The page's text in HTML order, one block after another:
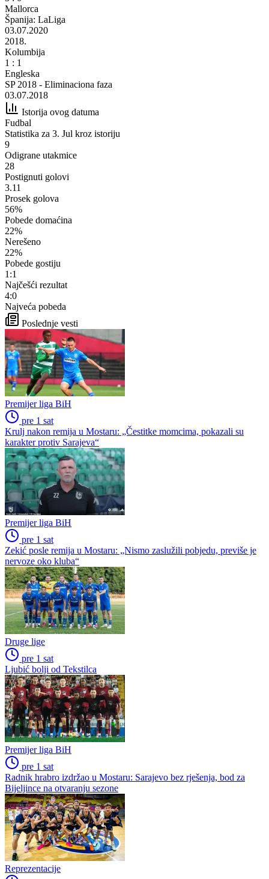
Mallorca
Španija: LaLiga
03.07.2020
2018.
Kolumbija
1 : 1
Engleska
SP 2018 - Eliminaciona faza
03.07.2018
Istorija ovog datuma
Fudbal
Statistika za 3. Jul kroz istoriju
9
Odigrane utakmice
28
Postignuti golovi
3.11
Prosek golova
56%
Pobede domaćina
22%
Nerešeno
22%
Pobede gostiju
1:1
Najčešći rezultat
4:0
Najveća pobeda
Poslednje vesti
Premijer liga BiH
pre 1 sat
Krulj nakon remija u Mostaru: „Čestitke momcima, pokazali su
karakter protiv Sarajeva“
Premijer liga BiH
pre 1 sat
Zekić posle remija u Mostaru: „Nismo zaslužili pobjedu, previše je
nervoze oko kluba“
Druge lige
pre 1 sat
Ljubić bolji od Tekstilca
Premijer liga BiH
pre 1 sat
Radnik hrabro izdržao u Mostaru: Sarajevo bez rješenja, bod za
Bijeljince na otvaranju sezone
Reprezentacije